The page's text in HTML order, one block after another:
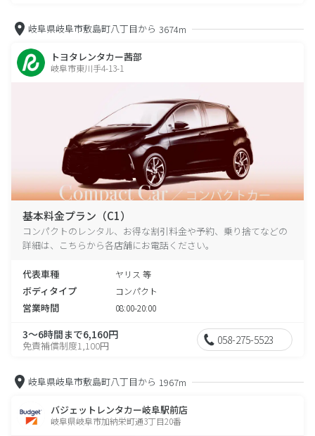
岐阜県岐阜市敷島町八丁目から 3674m
トヨタレンタカー茜部
岐阜市東川手4-13-1
基本料金プラン（C1）
コンパクトのレンタル、お得な割引料金や予約、乗り捨てなどの
詳細は、こちらから各店舗にお電話ください。
代表車種 ヤリス 等
ボディタイプ コンパクト
営業時間 08:00-20:00
3～6時間まで6,160円
免責補償制度1,100円 058-275-5523
岐阜県岐阜市敷島町八丁目から 1967m
バジェットレンタカー岐阜駅前店
岐阜県岐阜市加納栄町通3丁目20番